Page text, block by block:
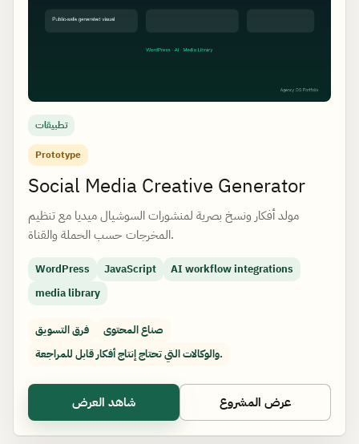
تطبيقات
Prototype
Social Media Creative Generator
مولد أفكار ونسخ بصرية لمنشورات السوشيال ميديا مع تنظيم
المخرجات حسب الحملة والقناة.
WordPress JavaScript
AI workflow integrations
media library
فرق التسويق
صناع المحتوى
والوكالات التي تحتاج إنتاج أفكار قابل للمراجعة.
شاهد العرض عرض المشروع